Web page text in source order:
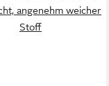
angenehm weicher
Stoff